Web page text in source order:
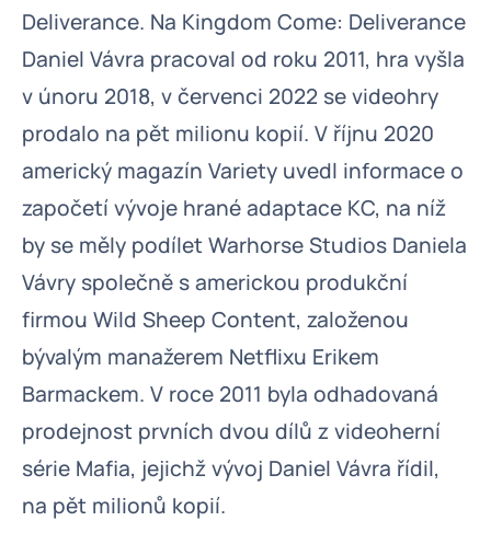
Deliverance. Na Kingdom Come: Deliverance
Daniel Vávra pracoval od roku 2011, hra vyšla
v únoru 2018, v červenci 2022 se videohry
prodalo na pět milionu kopií. V říjnu 2020
americký magazín Variety uvedl informace o
započetí vývoje hrané adaptace KC, na níž
by se měly podílet Warhorse Studios Daniela
Vávry společně s americkou produkční
firmou Wild Sheep Content, založenou
bývalým manažerem Netflixu Erikem
Barmackem. V roce 2011 byla odhadovaná
prodejnost prvních dvou dílů z videoherní
série Mafia, jejichž vývoj Daniel Vávra řídil,
na pět milionů kopií.